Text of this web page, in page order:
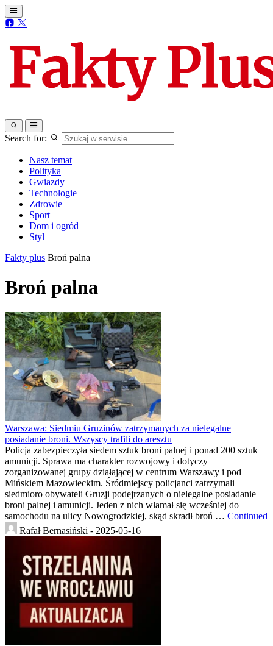
Search for:
Nasz temat
Polityka
Gwiazdy
Technologie
Zdrowie
Sport
Dom i ogród
Styl
Fakty plus Broń palna
Broń palna
Warszawa: Siedmiu Gruzinów zatrzymanych za nielegalne
posiadanie broni. Wszyscy trafili do aresztu
Policja zabezpieczyła siedem sztuk broni palnej i ponad 200 sztuk
amunicji. Sprawa ma charakter rozwojowy i dotyczy
zorganizowanej grupy działającej w centrum Warszawy i pod
Mińskiem Mazowieckim. Śródmiejscy policjanci zatrzymali
siedmioro obywateli Gruzji podejrzanych o nielegalne posiadanie
broni palnej i amunicji. Jeden z nich włamał się wcześniej do
samochodu na ulicy Nowogrodzkiej, skąd skradł broń … Continued
Rafał Bernasiński - 2025-05-16